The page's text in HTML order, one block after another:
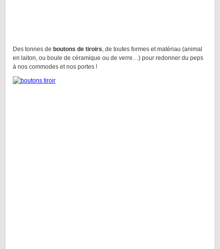
Des tonnes de boutons de tiroirs, de toutes formes et matériau (animal
en laiton, ou boule de céramique ou de verre…) pour redonner du peps
à nos commodes et nos portes !